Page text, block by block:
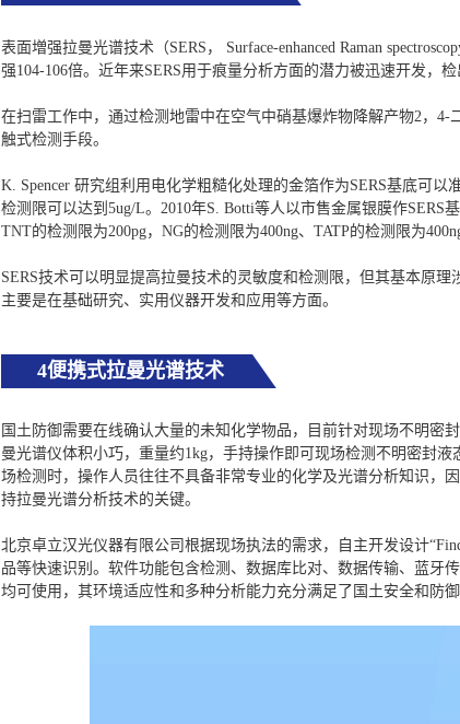
表面増强拉曼光谱技术（SERS， Surface-enhanced Raman
强104-106倍。近年来SERS用于痕量分析方面的潜力被迅速开发，
在扫雷工作中，通过检测地雷中在空气中硝基爆炸物降解产物2，
触式检测手段。
K. Spencer 研究组利用电化学粗糙化处理的金箔作为SERS基底可
检测限可以达到5ug/L。2010年S. Botti等人以市售金属银膜作SERS
TNT的检测限为200pg，NG的检测限为400ng、TATP的检测限为
SERS技术可以明显提高拉曼技术的灵敏度和检测限，但其基本原
主要是在基础研究、实用仪器开发和应用等方面。
4便携式拉曼光谱技术
国土防御需要在线确认大量的未知化学物品，目前针对现场不明密
曼光谱仪体积小巧，重量约1kg，手持操作即可现场检测不明密封
场检测时，操作人员往往不具备非常专业的化学及光谱分析知识，
持拉曼光谱分析技术的关键。
北京卓立汉光仪器有限公司根据现场执法的需求，自主开发设计
品等快速识别。软件功能包含检测、数据库比对、数据传输、蓝牙
均可使用，其环境适应性和多种分析能力充分满足了国土安全和防御